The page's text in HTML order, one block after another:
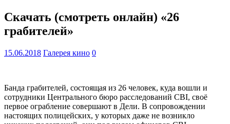
Скачать (смотреть онлайн) «26
грабителей»
15.06.2018 Галерея кино 0
Банда грабителей, состоящая из 26 человек, куда вошли и
сотрудники Центрального бюро расследований CBI, своё
первое ограбление совершают в Дели. В сопровождении
настоящих полицейских, у которых даже не возникло